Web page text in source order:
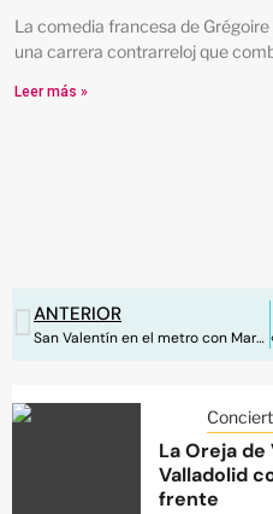
La comedia francesa de
una carrera contrarreloj que
Leer más »
ANTERIOR
San Valentín en el metro con Marta Soto
La Oreja de
Valladolid
frente